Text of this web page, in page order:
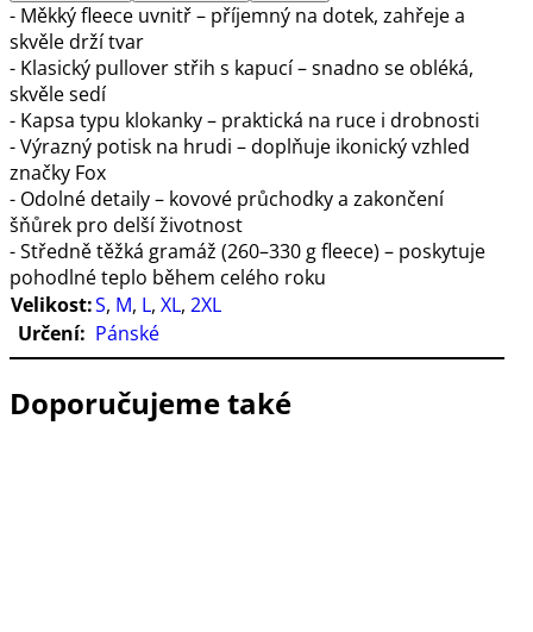
- Měkký fleece uvnitř – příjemný na dotek, zahřeje a
skvěle drží tvar
- Klasický pullover střih s kapucí – snadno se obléká,
skvěle sedí
- Kapsa typu klokanky – praktická na ruce i drobnosti
- Výrazný potisk na hrudi – doplňuje ikonický vzhled
značky Fox
- Odolné detaily – kovové průchodky a zakončení
šňůrek pro delší životnost
- Středně těžká gramáž (260–330 g fleece) – poskytuje
pohodlné teplo během celého roku
Velikost:S, M, L, XL, 2XL
Určení: Pánské
Doporučujeme také